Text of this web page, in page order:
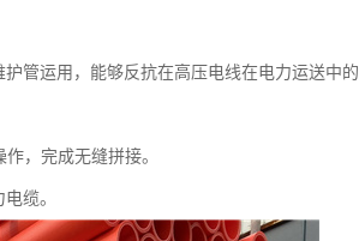
管运用，能够反抗在高压电线在电力运送中的
，完成无缝拼接。
缆。